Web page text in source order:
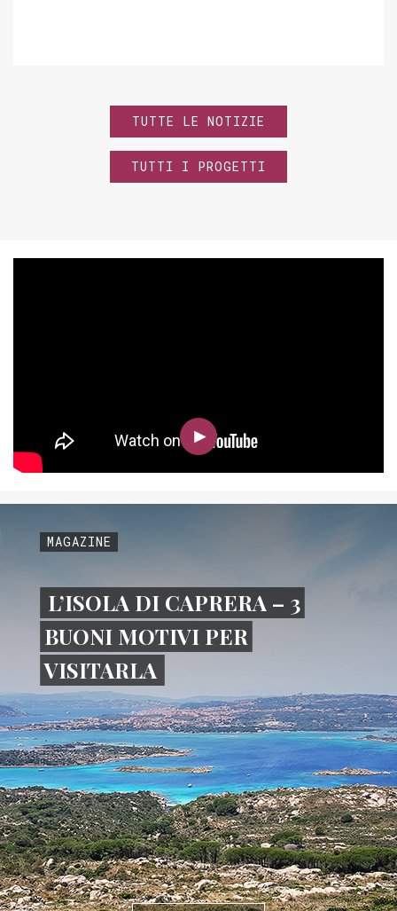
TUTTE LE NOTIZIE
TUTTI I PROGETTI
MAGAZINE
L’ISOLA DI CAPRERA – 3
BUONI MOTIVI PER
VISITARLA